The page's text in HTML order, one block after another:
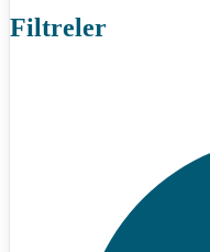
Filtreler